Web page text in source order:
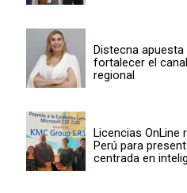
Distecna apuesta
fortalecer el
regional
Licencias OnLine
Perú para
centrada en